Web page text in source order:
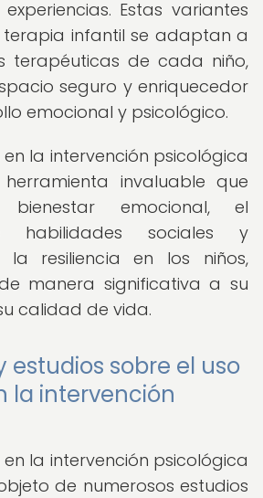
Estas variantes
infantil se adaptan a
terapéuticas de cada niño,
seguro y enriquecedor
emocional y psicológico.
en la intervención psicológica
invaluable que
emocional, el
habilidades sociales y
la resiliencia en los niños,
manera significativa a su
calidad de vida.
estudios sobre el uso
la intervención
en la intervención psicológica
de numerosos estudios